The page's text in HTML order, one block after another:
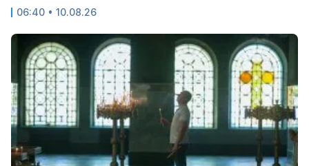
06:40 • 10.08.26